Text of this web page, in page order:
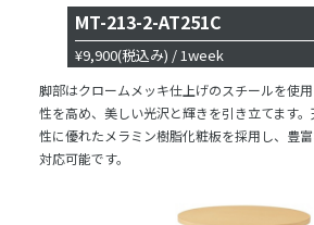
MT-213-2-AT251C
¥9,900(税込み) / 1week
脚部はクロームメッキ仕上げのスチールを使
性を高め、美しい光沢と輝きを引き立てます
性に優れたメラミン樹脂化粧板を採用し、豊
対応可能です。